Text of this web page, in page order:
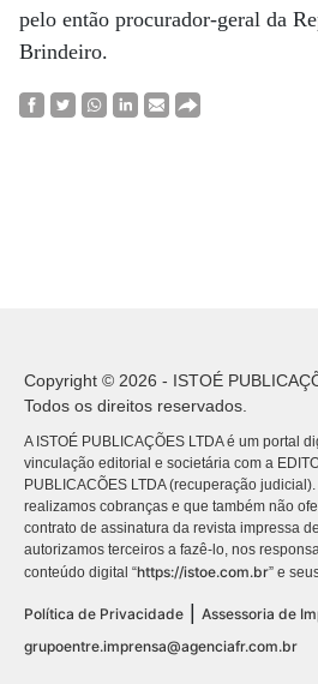
pelo então procurador-geral da
Brindeiro.
Copyright © 2026 - ISTOÉ
Todos os direitos reservados.
A ISTOÉ PUBLICAÇÕES LTDA é um portal
vinculação editorial e societária com a
PUBLICACÕES LTDA (recuperação
realizamos cobranças e que também não
contrato de assinatura da revista impressa
autorizamos terceiros a fazê-lo, nos
conteúdo digital “https://istoe.com.br” e
Política de Privacidade
Assessoria de
grupoentre.imprensa@agenciafr.com.br